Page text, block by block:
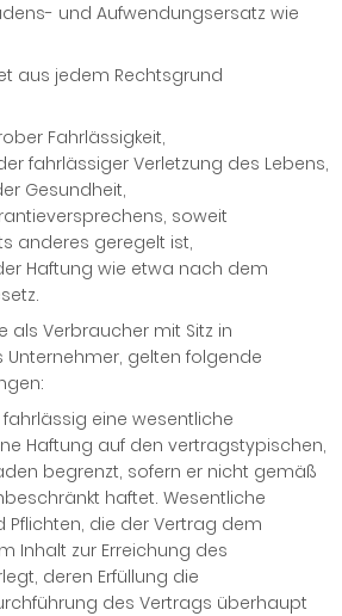
und Aufwendungsersatz wie
aus jedem Rechtsgrund
Fahrlässigkeit,
fahrlässiger Verletzung des Lebens,
Gesundheit,
soweit
anderes geregelt ist,
Haftung wie etwa nach dem
als Verbraucher mit Sitz in
gelten folgende
eine wesentliche
Haftung auf den vertragstypischen,
begrenzt, sofern er nicht gemäß
haftet. Wesentliche
Pflichten, die der Vertrag dem
Inhalt zur Erreichung des
deren Erfüllung die
des Vertrags überhaupt